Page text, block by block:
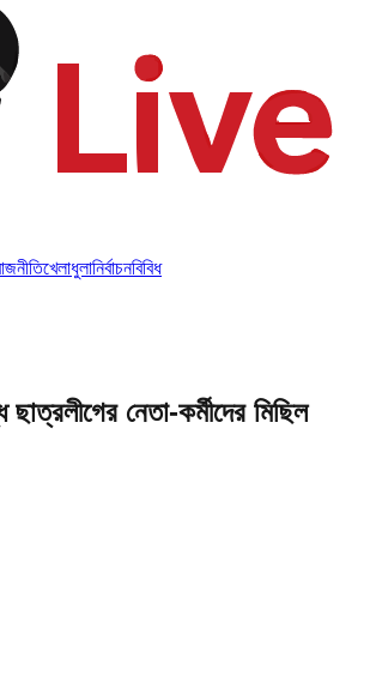
খেলাধুলানির্বাচনবিবিধ
ছাত্রলীগের নেতা-কর্মীদের মিছিল